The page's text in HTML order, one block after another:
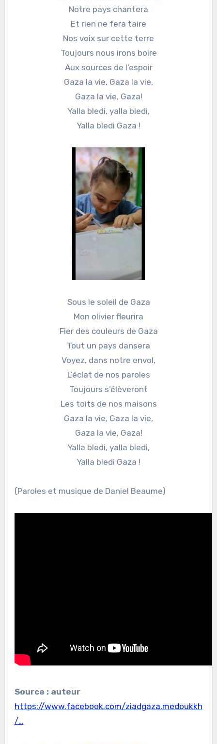
Notre pays chantera
Et rien ne fera taire
Nos voix sur cette terre
Toujours nous irons boire
Aux sources de l’espoir
Gaza la vie, Gaza la vie,
Gaza la vie, Gaza!
Yalla bledi, yalla bledi,
Yalla bledi Gaza !
Sous le soleil de Gaza
Mon olivier fleurira
Fier des couleurs de Gaza
Tout un pays dansera
Voyez, dans notre envol,
L’éclat de nos paroles
Toujours s’élèveront
Les toits de nos maisons
Gaza la vie, Gaza la vie,
Gaza la vie, Gaza!
Yalla bledi, yalla bledi,
Yalla bledi Gaza !
(Paroles et musique de Daniel Beaume)
Source : auteur
https://www.facebook.com/ziadgaza.medoukkh
/…